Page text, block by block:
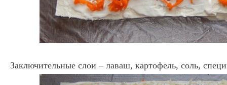
Заключительные слои – лаваш, картофель, соль,